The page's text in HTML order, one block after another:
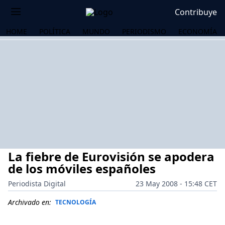
Contribuye
HOME POLÍTICA MUNDO PERIODISMO ECONOMÍA
La fiebre de Eurovisión se apodera
de los móviles españoles
Periodista Digital
23 May 2008 - 15:48 CET
Archivado en: TECNOLOGÍA